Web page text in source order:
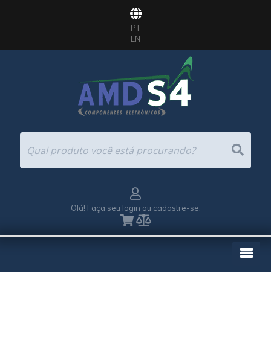
PT
EN
Olá! Faça seu login ou cadastre-se.